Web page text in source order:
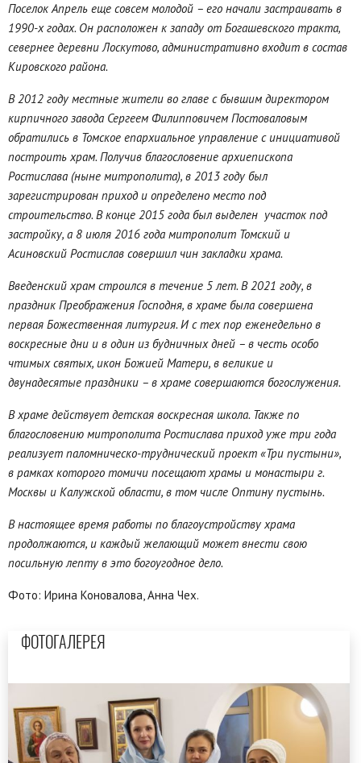
Поселок Апрель еще совсем молодой – его начали застраивать в
1990-х годах. Он расположен к западу от Богашевского тракта,
севернее деревни Лоскутово, административно входит в состав
Кировского района.
В 2012 году местные жители во главе с бывшим директором
кирпичного завода Сергеем Филипповичем Постоваловым
обратились в Томское епархиальное управление с инициативой
построить храм. Получив благословение архиепископа
Ростислава (ныне митрополита), в 2013 году был
зарегистрирован приход и определено место под
строительство. В конце 2015 года был выделен участок под
застройку, а 8 июля 2016 года митрополит Томский и
Асиновский Ростислав совершил чин закладки храма.
Введенский храм строился в течение 5 лет. В 2021 году, в
праздник Преображения Господня, в храме была совершена
первая Божественная литургия. И с тех пор еженедельно в
воскресные дни и в один из будничных дней – в честь особо
чтимых святых, икон Божией Матери, в великие и
двунадесятые праздники – в храме совершаются богослужения.
В храме действует детская воскресная школа. Также по
благословению митрополита Ростислава приход уже три года
реализует паломническо-труднический проект «Три пустыни»,
в рамках которого томичи посещают храмы и монастыри г.
Москвы и Калужской области, в том числе Оптину пустынь.
В настоящее время работы по благоустройству храма
продолжаются, и каждый желающий может внести свою
посильную лепту в это богоугодное дело.
Фото: Ирина Коновалова, Анна Чех.
ФОТОГАЛЕРЕЯ